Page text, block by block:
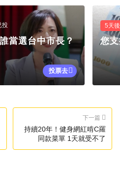
投
當選台中市長？
投票去
5天
您
下一篇
持續20年！健身網紅啃C羅
同款菜單 1天就受不了